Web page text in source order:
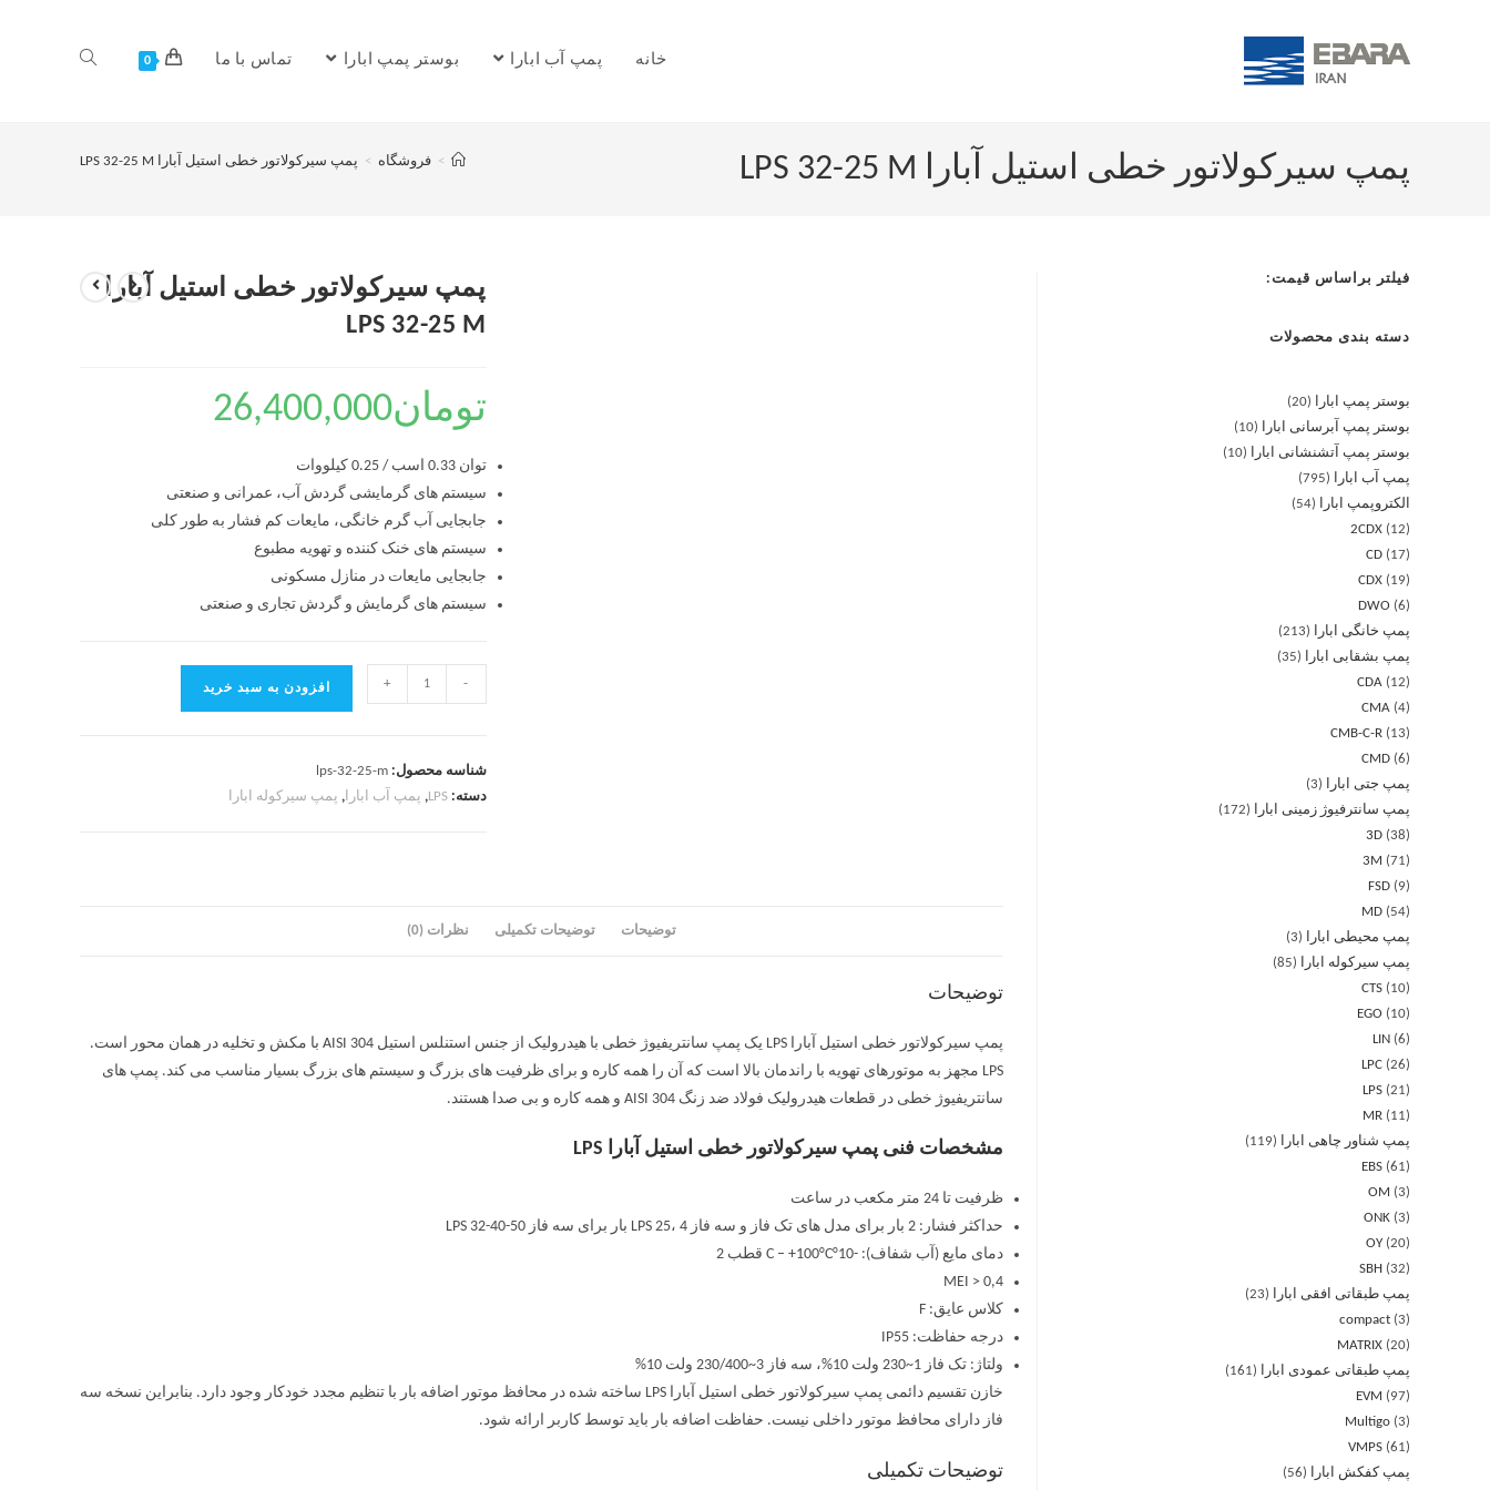
خانه پمپ آب ابارا بوستر پمپ ابارا تماس با ما 0
پمپ سیرکولاتور خطی استیل آبارا LPS 32-25 M > فروشگاه > پمپ سیرکولاتور خطی استیل آبارا LPS 32-25 M
پمپ سیرکولاتور خطی استیل آبارا
LPS 32-25 M
تومان26,400,000
توان 0.33 اسب / 0.25 کیلووات
سیستم های گرمایشی گردش آب، عمرانی و صنعتی
جابجایی آب گرم خانگی، مایعات کم فشار به طور کلی
سیستم های خنک کننده و تهویه مطبوع
جابجایی مایعات در منازل مسکونی
سیستم های گرمایش و گردش تجاری و صنعتی
-
+ افزودن به سبد خرید
شناسه محصول:lps-32-25-m
دسته:LPS
, پمپ آب ابارا, پمپ سیرکوله ابارا
توضیحات توضیحات تکمیلی نظرات (0)
توضیحات
پمپ سیرکولاتور خطی استیل آبارا LPS یک پمپ سانتریفیوژ خطی با هیدرولیک از جنس استنلس استیل AISI 304 با مکش و تخلیه در همان محور است.
LPS مجهز به موتورهای تهویه با راندمان بالا است که آن را همه کاره و برای ظرفیت های بزرگ و سیستم های بزرگ بسیار مناسب می کند. پمپ های
سانتریفیوژ خطی در قطعات هیدرولیک فولاد ضد زنگ AISI 304 و همه کاره و بی صدا هستند.
مشخصات فنی پمپ سیرکولاتور خطی استیل آبارا LPS
ظرفیت تا 24 متر مکعب در ساعت
حداکثر فشار: 2 بار برای مدل های تک فاز و سه فاز LPS 25، 4 بار برای سه فاز LPS 32-40-50
دمای مایع (آب شفاف): -10°C – +100°C قطب 2
MEI > 0,4
کلاس عایق: F
درجه حفاظت: IP55
ولتاژ: تک فاز 1~230 ولت 10%، سه فاز 3~230/400 ولت 10%
خازن تقسیم دائمی پمپ سیرکولاتور خطی استیل آبارا LPS ساخته شده در محافظ موتور اضافه بار با تنظیم مجدد خودکار وجود دارد. بنابراین نسخه سه
فاز دارای محافظ موتور داخلی نیست. حفاظت اضافه بار باید توسط کاربر ارائه شود.
توضیحات تکمیلی
فیلتر براساس قیمت:
دسته بندی محصولات
بوستر پمپ ابارا
20
بوستر پمپ آبرسانی ابارا
10
بوستر پمپ آتشنشانی ابارا
10
پمپ آب ابارا
795
الکتروپمپ ابارا
54
2CDX
12
CD
17
CDX
19
DWO
6
پمپ خانگی ابارا
213
پمپ بشقابی ابارا
35
CDA
12
CMA 4
CMB-C-R
13
CMD 6
پمپ جتی ابارا
3
پمپ سانترفیوژ زمینی ابارا
172
3D 38
3M
71
FSD
9
MD
54
پمپ محیطی ابارا
3
پمپ سیرکوله ابارا
85
CTS
10
EGO
10
LIN 6
LPC 26
LPS 21
MR
11
پمپ شناور چاهی ابارا
119
EBS 61
OM
3
ONK 3
OY 20
SBH 32
پمپ طبقاتی افقی ابارا
23
compact 3
MATRIX 20
پمپ طبقاتی عمودی ابارا
161
EVM
97
Multigo 3
VMPS 61
پمپ کفکش ابارا
56